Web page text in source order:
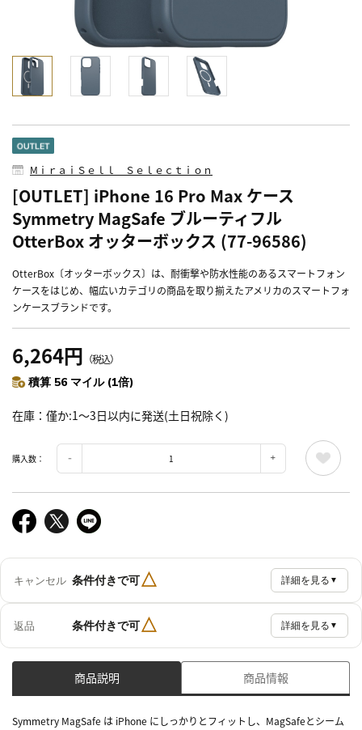
MⅰｒａｉＳｅｌｌ Ｓｅｌｅｃｔｉｏｎ
[OUTLET] iPhone 16 Pro Max ケース
Symmetry MagSafe ブルーティフル
OtterBox オッターボックス (77-96586)
OtterBox〔オッターボックス〕は、耐衝撃や防水性能のあるスマートフォン
ケースをはじめ、幅広いカテゴリの商品を取り揃えたアメリカのスマートフォ
ンケースブランドです。
6,264円 （税込）
積算 56 マイル (1倍)
在庫 僅か:1～3日以内に発送(土日祝除く)
購入数：
キャンセル 条件付きで可△ 詳細を見る ▼
返品 条件付きで可△ 詳細を見る ▼
商品説明 商品情報
Symmetry MagSafe は iPhone にしっかりとフィットし、MagSafeとシーム